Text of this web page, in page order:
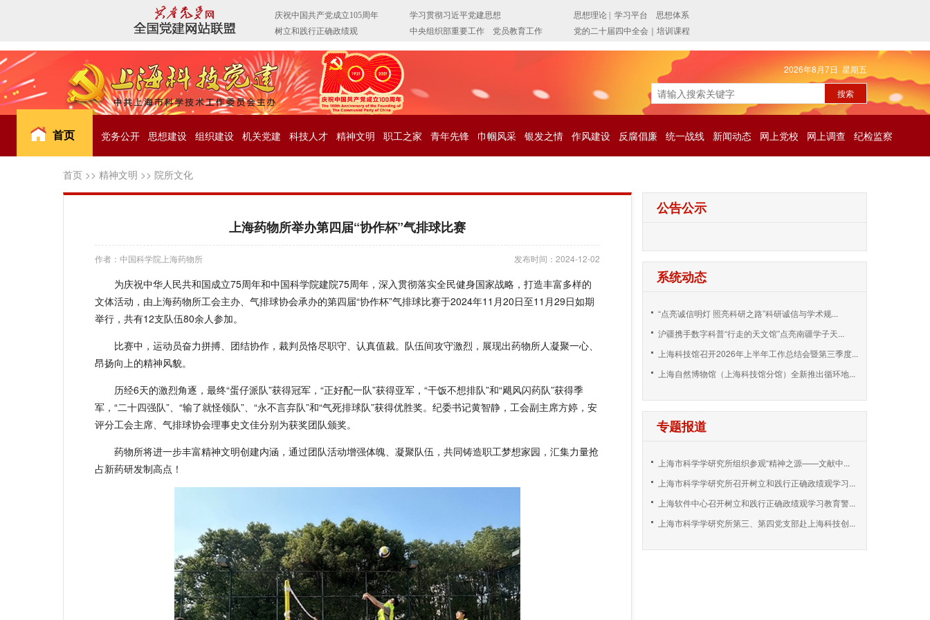
2026年8月7日 星期五
首页 党务公开 思想建设 组织建设 机关党建 科技人才 精神文明 职工之家 青年先锋 巾帼风采 银发之情 作风建设 反腐倡廉 统一战线 新闻动态 网上党校 网上调查 纪检监察
首页 >> 精神文明 >> 院所文化
上海药物所举办第四届“协作杯”气排球比赛
作者：中国科学院上海药物所 发布时间：2024-12-02
为庆祝中华人民共和国成立75周年和中国科学院建院75周年，深入贯彻落实全民健身国家战略，打造丰富多样的
文体活动，由上海药物所工会主办、气排球协会承办的第四届“协作杯”气排球比赛于2024年11月20日至11月29日如期
举行，共有12支队伍80余人参加。
比赛中，运动员奋力拼搏、团结协作，裁判员恪尽职守、认真值裁。队伍间攻守激烈，展现出药物所人凝聚一心、
昂扬向上的精神风貌。
历经6天的激烈角逐，最终“蛋仔派队”获得冠军，“正好配一队”获得亚军，“干饭不想排队”和“飓风闪药队”获得季
军，“二十四强队”、“输了就怪领队”、“永不言弃队”和“气死排球队”获得优胜奖。纪委书记黄智静，工会副主席方婷，安
评分工会主席、气排球协会理事史文佳分别为获奖团队颁奖。
药物所将进一步丰富精神文明创建内涵，通过团队活动增强体魄、凝聚队伍，共同铸造职工梦想家园，汇集力量抢
占新药研发制高点！
公告公示
系统动态
“点亮诚信明灯 照亮科研之路”科研诚信与学术规...
沪疆携手数字科普“行走的天文馆”点亮南疆学子天...
上海科技馆召开2026年上半年工作总结会暨第三季度...
上海自然博物馆（上海科技馆分馆）全新推出循环地...
专题报道
上海市科学学研究所组织参观“精神之源——文献中...
上海市科学学研究所召开树立和践行正确政绩观学习...
上海软件中心召开树立和践行正确政绩观学习教育警...
上海市科学学研究所第三、第四党支部赴上海科技创...